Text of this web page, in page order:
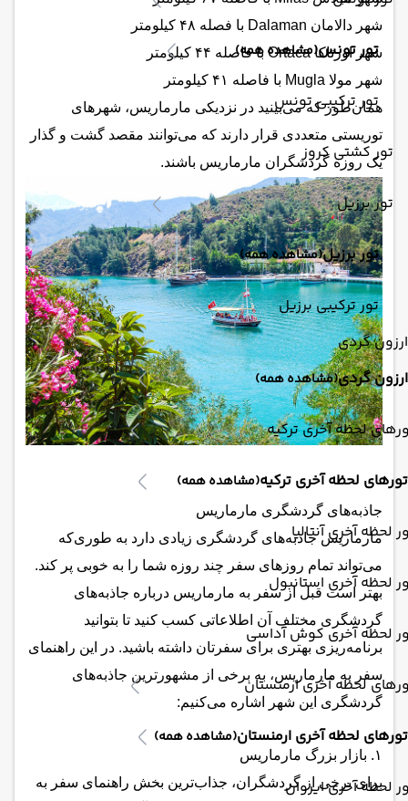
تور تونس(مشاهده همه)
تور ترکیبی تونس
تور کشتی کروز
تور برزیل
تور برزیل(مشاهده همه)
تور ترکیبی برزیل
ارزون گردی
ارزون گردی(مشاهده همه)
لحظه آخری ترکیه
تورهای لحظه آخری ترکیه(مشاهده همه)
لحظه آخری آنتالیا
لحظه آخری استانبول
لحظه آخری کوش آداسی
لحظه آخری ارمنستان
تورهای لحظه آخری ارمنستان(مشاهده همه)
لحظه آخری ایروان
شهر دالامان Dalaman با فصله ۴۸ کیلومتر
شهر اورتاکا Ortaca با فاصله ۴۴ کیلومتر
شهر مولا Mugla با فاصله ۴۱ کیلومتر
همان‌طور که می‌بینید در نزدیکی مارماریس، شهرهای
توریستی متعددی قرار دارند که می‌توانند مقصد گشت و گذار
یک روزه گردشگران مارماریس باشند.
جاذبه‌های گردشگری مارماریس
مارماریس جاذبه‌های گردشگری زیادی دارد به طوری‌که
می‌تواند تمام روزهای سفر چند روزه شما را به خوبی پر کند.
بهتر است قبل از سفر به مارماریس درباره جاذبه‌های
گردشگری مختلف آن اطلاعاتی کسب کنید تا بتوانید
برنامه‌ریزی بهتری برای سفرتان داشته باشید. در این راهنمای
سفر به مارماریس، به برخی از مشهورترین جاذبه‌های
گردشگری این شهر اشاره می‌کنیم:
۱. بازار بزرگ مارماریس
برای برخی از گردشگران، جذاب‌ترین بخش راهنمای سفر به